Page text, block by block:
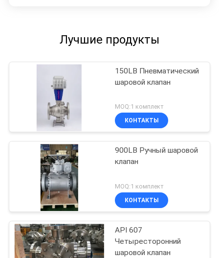
Лучшие продукты
150LB Пневматический
шаровой клапан
MOQ:1 комплект
КОНТАКТЫ
900LB Ручный шаровой
клапан
MOQ:1 комплект
КОНТАКТЫ
API 607
Четыресторонний
шаровой клапан